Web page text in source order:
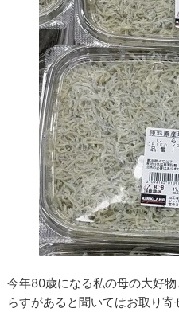
今年80歳になる私の母の大好
らすがあると聞いてはお取り